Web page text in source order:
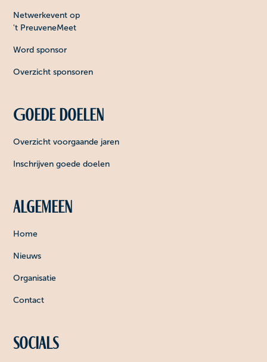
Netwerkevent op
't PreuveneMeet
Word sponsor
Overzicht sponsoren
Goede doelen
Overzicht voorgaande jaren
Inschrijven goede doelen
Algemeen
Home
Nieuws
Organisatie
Contact
Socials